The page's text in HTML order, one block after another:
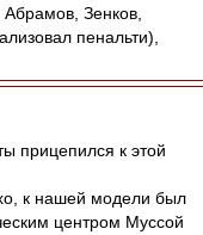
Зенков,
пенальти),
прицепился к этой
к нашей модели был
центром Муссой